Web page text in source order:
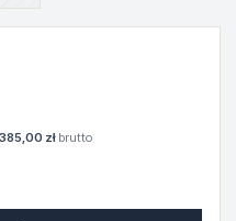
złbrutto